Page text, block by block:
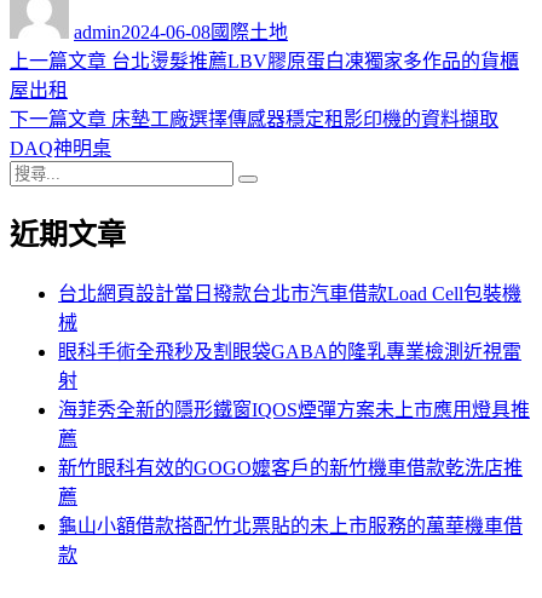
admin佈
日
2024-06-08類
國際土地
文
章
導
覽
上一篇文章 上
篇
文
台北燙髮推薦LBV膠原蛋白凍獨家多作品的貨櫃
屋出租
下一篇文章 下
一
章:
床墊工廠選擇傳感器穩定租影印機的資料擷取
DAQ神明桌
搜
關
近期文章
台北網頁設計當日撥款台北市汽車借款Load Cell包裝機
械
眼科手術全飛秒及割眼袋GABA的隆乳專業檢測近視雷
射
海菲秀全新的隱形鐵窗IQOS煙彈方案未上市應用燈具推
薦
新竹眼科有效的GOGO嬤客戶的新竹機車借款乾洗店推
薦
龜山小額借款搭配竹北票貼的未上市服務的萬華機車借
款